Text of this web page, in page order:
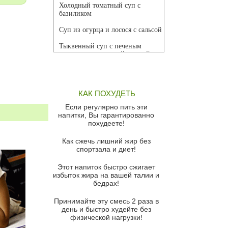
Холодный томатный суп с
базиликом
Суп из огурца и лосося с сальсой
Тыквенный суп с печеным
чесноком и томатной сальсой
красного перца
Парижский луковый суп
Суп из спаржи и горошка с
Суп-крем из цветной капусты
Французский луковый суп
Суп из баклажанов с моцареллой
Грибной крем-суп с кростини с
козьим сыром
КАК ПОХУДЕТЬ
Если регулярно пить эти
напитки, Вы гарантированно
похудеете!
Как сжечь лишний жир без
спортзала и диет!
Этот напиток быстро сжигает
избыток жира на вашей талии и
бедрах!
Принимайте эту смесь 2 раза в
день и быстро худейте без
физической нагрузки!